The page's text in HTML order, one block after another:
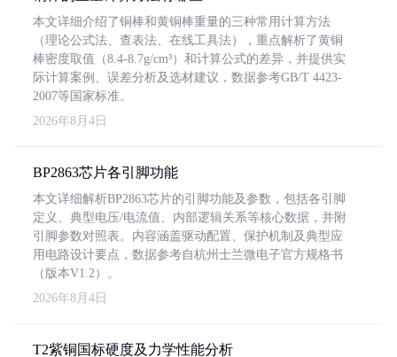
本文详细介绍了铜棒和黄铜棒重量的三种常用计算方法
（理论公式法、查表法、在线工具法），重点解析了黄铜
棒密度取值（8.4-8.7g/cm³）和计算公式的差异，并提供实
际计算案例、误差分析及选材建议，数据参考GB/T 4423-
2007等国家标准。
2026年8月4日
BP2863芯片各引脚功能
本文详细解析BP2863芯片的引脚功能及参数，包括各引脚
定义、典型电压/电流值、内部逻辑关系等核心数据，并附
引脚参数对照表。内容涵盖驱动配置、保护机制及典型应
用电路设计要点，数据参考自杭州士兰微电子官方规格书
（版本V1.2）。
2026年8月4日
T2紫铜国标硬度及力学性能分析